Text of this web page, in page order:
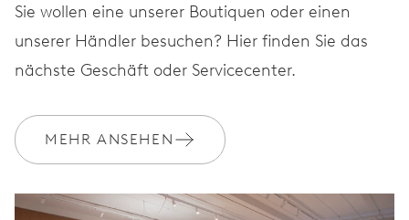
EXTRAS
produzierte Materialien der
Armbänder
GARANTIE 2 Jahre
Werden Sie Mitglied bei MyOris und verlängern Sie Ihre Garantie
Sie wollen eine unserer Boutiquen oder einen
unserer Händler besuchen? Hier finden Sie das
nächste Geschäft oder Servicecenter.
MEHR ANSEHEN